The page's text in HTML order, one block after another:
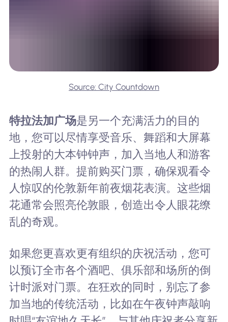
Source: City Countdown
特拉法加广场是另一个充满活力的目的
地，您可以尽情享受音乐、舞蹈和大屏幕
上投射的大本钟钟声，加入当地人和游客
的热闹人群。提前购买门票，确保观看令
人惊叹的伦敦新年前夜烟花表演。这些烟
花通常会照亮伦敦眼，创造出令人眼花缭
乱的奇观。
如果您更喜欢更有组织的庆祝活动，您可
以预订全市各个酒吧、俱乐部和场所的倒
计时派对门票。在狂欢的同时，别忘了参
加当地的传统活动，比如在午夜钟声敲响